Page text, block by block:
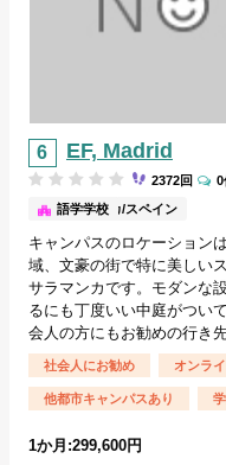
EF, Madrid
サラマンカ/スペイン
語学学校
2372回 0
キャンパスのロケーション
域、文豪の街で特に美しい
サラマンカです。モダンな
るにも丁度いい中庭がつい
会人の方にもお勧めの行き先
社会人にお勧め オンラ
他都市キャンパスあり
1か月:299,600円